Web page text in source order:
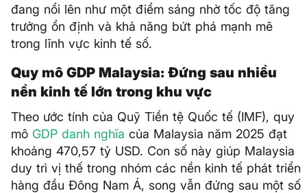
đang nổi lên như một điểm sáng nhờ tốc độ tăng
trưởng ổn định và khả năng bứt phá mạnh mẽ
trong lĩnh vực kinh tế số.
Quy mô GDP Malaysia: Đứng sau nhiều
nền kinh tế lớn trong khu vực
Theo ước tính của Quỹ Tiền tệ Quốc tế (IMF), quy
mô GDP danh nghĩa của Malaysia năm 2025 đạt
khoảng 470,57 tỷ USD. Con số này giúp Malaysia
duy trì vị thế trong nhóm các nền kinh tế phát triển
hàng đầu Đông Nam Á, song vẫn đứng sau một số